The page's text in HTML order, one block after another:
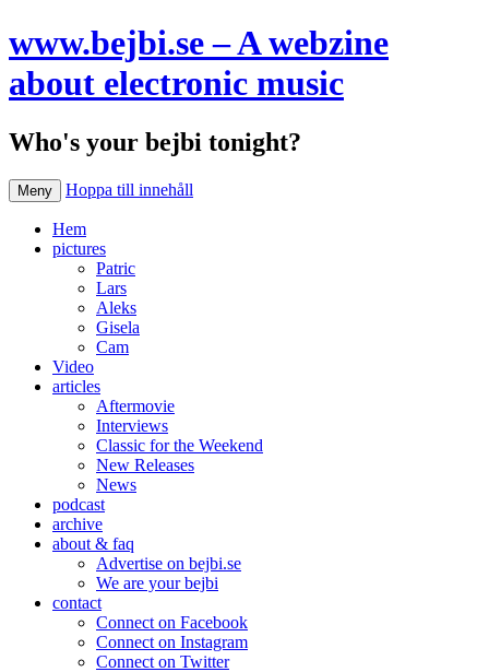
www.bejbi.se – A webzine
about electronic music
Who's your bejbi tonight?
Meny Hoppa till innehåll
Hem
pictures
Patric
Lars
Aleks
Gisela
Cam
Video
articles
Aftermovie
Interviews
Classic for the Weekend
New Releases
News
podcast
archive
about & faq
Advertise on bejbi.se
We are your bejbi
contact
Connect on Facebook
Connect on Instagram
Connect on Twitter